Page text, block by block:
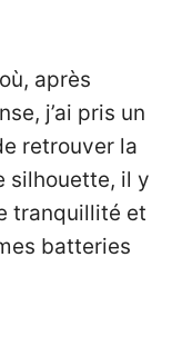
après
j’ai pris un
retrouver la
silhouette, il y
tranquillité et
batteries